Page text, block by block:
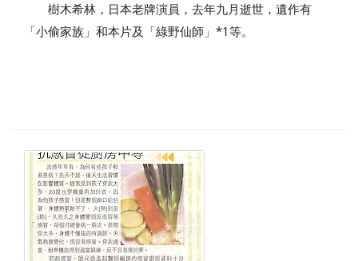
樹木希林，日本老牌演員，去年九月逝世，遺作有
「小偷家族」和本片及「綠野仙師」*1等。